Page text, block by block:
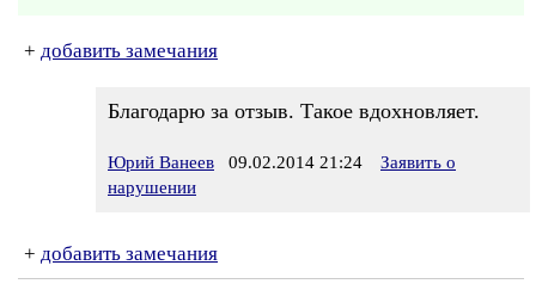
+ добавить замечания
Благодарю за отзыв. Такое вдохновляет.
Юрий Ванеев 09.02.2014 21:24
Заявить о
нарушении
+ добавить замечания